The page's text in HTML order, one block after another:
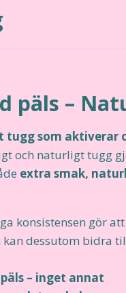
päls –
tugg som aktiverar
och naturligt tugg
extra smak,
konsistensen gör
kan dessutom bidra
– inget annat